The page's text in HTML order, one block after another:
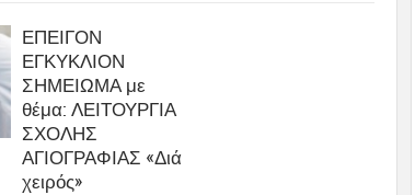
ΕΠΕΙΓΟΝ
ΕΓΚΥΚΛΙΟΝ
ΣΗΜΕΙΩΜΑ με
θέμα: ΛΕΙΤΟΥΡΓΙΑ
ΣΧΟΛΗΣ
ΑΓΙΟΓΡΑΦΙΑΣ «Διά
χειρός»